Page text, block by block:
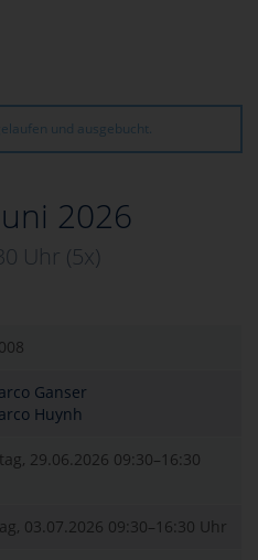
und ausgebucht.
2026
Uhr (5x)
Ganser
Huynh
29.06.2026 09:30–16:30
03.07.2026 09:30–16:30 Uhr